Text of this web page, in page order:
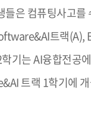
은 컴퓨팅사고를
트랙
기는 AI융합전공
트랙 1학기에